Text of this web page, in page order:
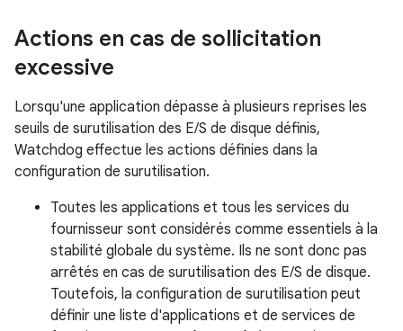
Actions en cas de sollicitation
excessive
Lorsqu'une application dépasse à plusieurs reprises les
seuils de surutilisation des E/S de disque définis,
Watchdog effectue les actions définies dans la
configuration de surutilisation.
Toutes les applications et tous les services du
fournisseur sont considérés comme essentiels à la
stabilité globale du système. Ils ne sont donc pas
arrêtés en cas de surutilisation des E/S de disque.
Toutefois, la configuration de surutilisation peut
définir une liste d'applications et de services de